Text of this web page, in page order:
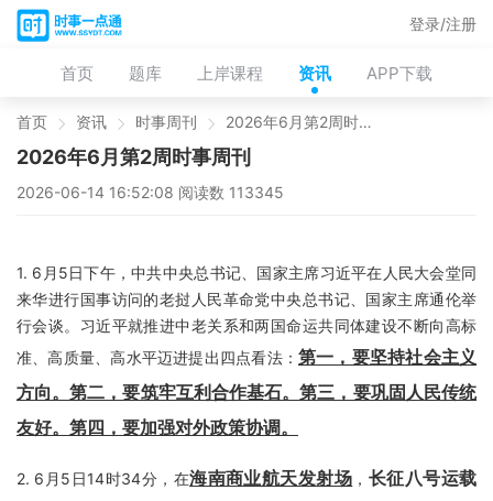
首页 题库 上岸课程 资讯 APP下载
登录/注册
首页 资讯 时事周刊 2026年6月第2周时事周刊
2026年6月第2周时事周刊
2026-06-14 16:52:08 阅读数 113345
1. 6月5日下午，中共中央总书记、国家主席习近平在人民大会堂同
来华进行国事访问的老挝人民革命党中央总书记、国家主席通伦举
行会谈。习近平就推进中老关系和两国命运共同体建设不断向高标
准、高质量、高水平迈进提出四点看法： 第一，要坚持社会主义
方向。第二，要筑牢互利合作基石。第三，要巩固人民传统
友好。第四，要加强对外政策协调。
2. 6月5日14时34分，在海南商业航天发射场 ， 长征八号运载